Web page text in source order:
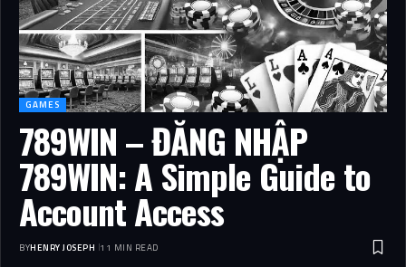
GAMES
789WIN – ĐĂNG NHẬP
789WIN: A Simple Guide to
Account Access
BYHENRY JOSEPH 11 MIN READ